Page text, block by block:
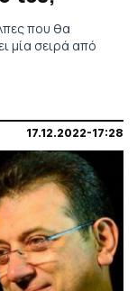
που θα
μία σειρά από
17.12.2022-17:28